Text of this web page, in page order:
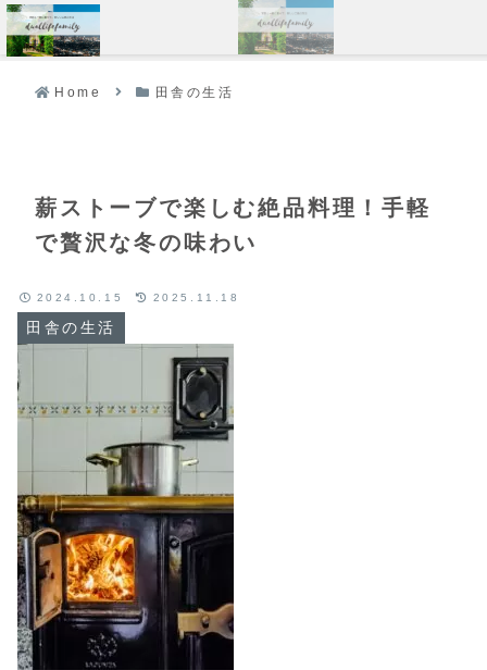
Home 田舎の生活
薪ストーブで楽しむ絶品料理！手軽
で贅沢な冬の味わい
田舎の生活
2024.10.15 2025.11.18
メニュー